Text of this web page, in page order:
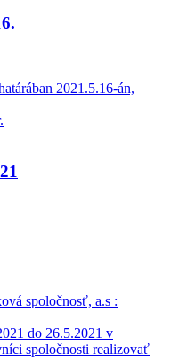
2021.5.16-án,
spoločnosť, a.s :
do 26.5.2021 v
spoločnosti realizovať